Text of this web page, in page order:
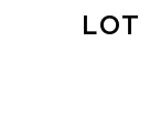
LOT